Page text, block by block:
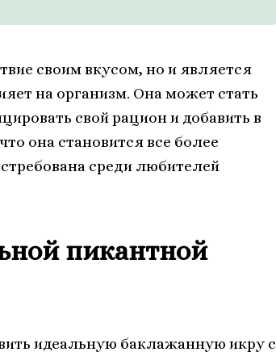
своим вкусом, но и является
на организм. Она может стать
свой рацион и добавить в
она становится все более
среди любителей
пикантной
идеальную баклажанную икру с